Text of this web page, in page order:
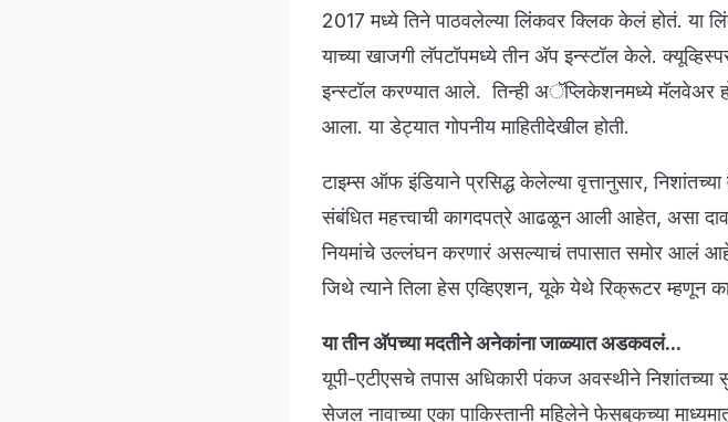
2017 मध्ये तिने पाठवलेल्या लिंकवर क्लिक केलं होतं. या
याच्या खाजगी लॅपटॉपमध्ये तीन अ‍ॅप इन्स्टॉल केले.
इन्स्टॉल करण्यात आले. तिन्ही अॅप्लिकेशनमध्ये मॅलवेअर
आला. या डेट्यात गोपनीय माहितीदेखील होती.
टाइम्स ऑफ इंडियाने प्रसिद्ध केलेल्या वृत्तानुसार,
संबंधित महत्त्वाची कागदपत्रे आढळून आली आहेत, असा
नियमांचे उल्लंघन करणारं असल्याचं तपासात समोर आलं
जिथे त्याने तिला हेस एव्हिएशन, यूके येथे रिक्रूटर म्हणून
या तीन अ‍ॅपच्या मदतीने अनेकांना जाळ्यात अडकवलं...
यूपी-एटीएसचे तपास अधिकारी पंकज अवस्थीने निशांतच्या
सेजल नावाच्या एका पाकिस्तानी महिलेने फेसबुकच्या